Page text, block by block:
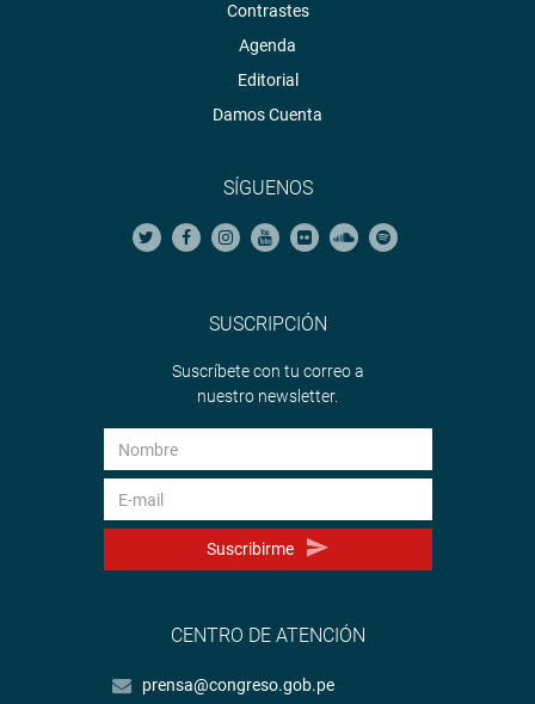
Contrastes
Agenda
Editorial
Damos Cuenta
SÍGUENOS
SUSCRIPCIÓN
Suscríbete con tu correo a
nuestro newsletter.
Suscribirme
CENTRO DE ATENCIÓN
prensa@congreso.gob.pe